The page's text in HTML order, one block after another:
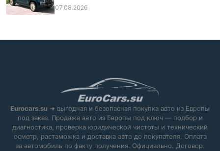
07.08.2026
Eurocars.su ➜ выгодная и безопасная покупка авто из Европы
под заказ. Продажа авто из Европы под ключ — подбор и
диагностика, проверка юридической чистоты и технический
осмотр, растаможка и доставка авто до покупателя. Оплата
за автомобиль по факту получения. Официально. Договор.